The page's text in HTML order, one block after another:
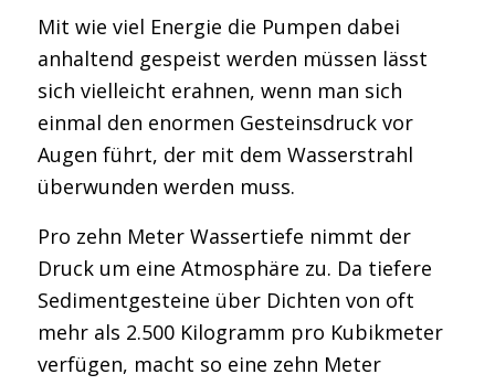
Mit wie viel Energie die Pumpen dabei
anhaltend gespeist werden müssen lässt
sich vielleicht erahnen, wenn man sich
einmal den enormen Gesteinsdruck vor
Augen führt, der mit dem Wasserstrahl
überwunden werden muss.
Pro zehn Meter Wassertiefe nimmt der
Druck um eine Atmosphäre zu. Da tiefere
Sedimentgesteine über Dichten von oft
mehr als 2.500 Kilogramm pro Kubikmeter
verfügen, macht so eine zehn Meter